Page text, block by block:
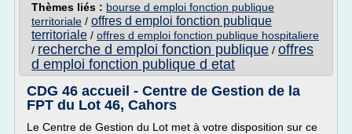
Thèmes liés : bourse d emploi fonction publique
territoriale / offres d emploi fonction publique
territoriale / offres d emploi fonction publique hospitaliere
/ recherche d emploi fonction publique / offres
d emploi fonction publique d etat
CDG 46 accueil - Centre de Gestion de la
FPT du Lot 46, Cahors
Le Centre de Gestion du Lot met à votre disposition sur ce